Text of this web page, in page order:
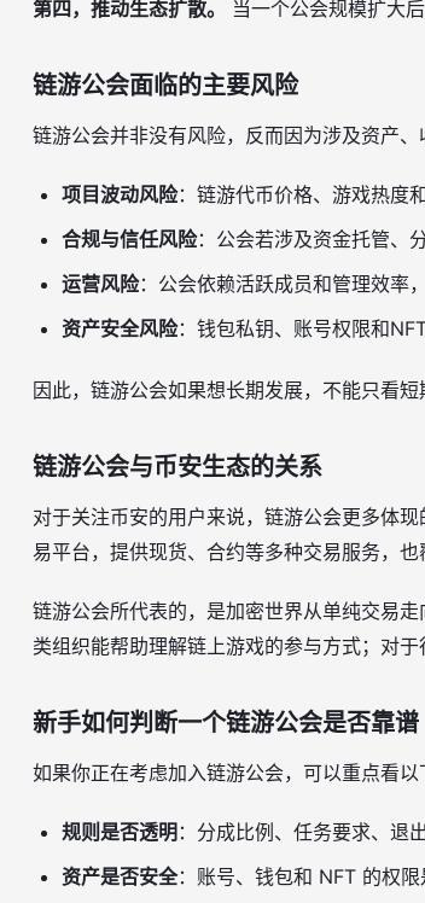
第四，推动生态扩散。 当一个公会规模扩大
链游公会面临的主要风险
链游公会并非没有风险，反而因为涉及资产、
项目波动风险：链游代币价格、游戏热度
合规与信任风险：公会若涉及资金托管、
运营风险：公会依赖活跃成员和管理效率
资产安全风险：钱包私钥、账号权限和
因此，链游公会如果想长期发展，不能只看
链游公会与币安生态的关系
对于关注币安的用户来说，链游公会更多体
易平台，提供现货、合约等多种交易服务，
链游公会所代表的，是加密世界从单纯交易
类组织能帮助理解链上游戏的参与方式；对
新手如何判断一个链游公会是否靠谱
如果你正在考虑加入链游公会，可以重点看以
规则是否透明 ：分成比例、任务要求、退
资产是否安全：账号、钱包和 NFT 的权限